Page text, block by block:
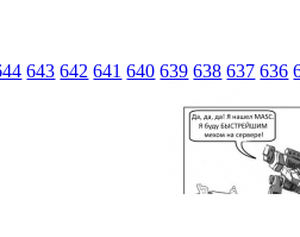
643 642 641 640 639 638 637 636